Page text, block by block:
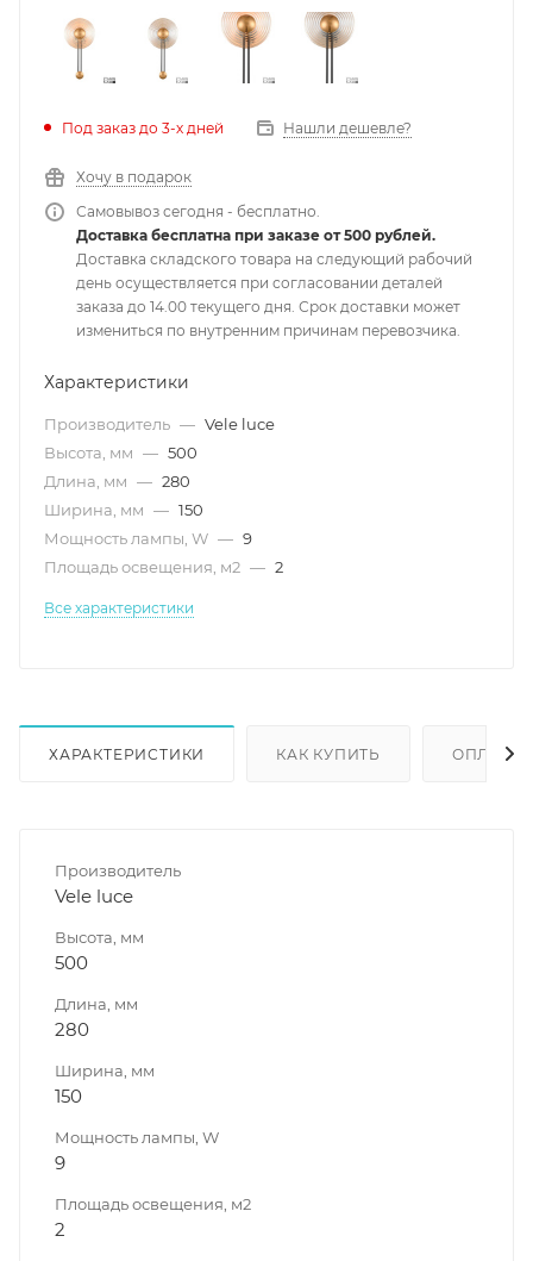
Под заказ до 3-х дней Нашли дешевле?
Хочу в подарок
Самовывоз сегодня - бесплатно.
Доставка бесплатна при заказе от 500 рублей.
Доставка складского товара на следующий рабочий
день осуществляется при согласовании деталей
заказа до 14.00 текущего дня. Срок доставки может
измениться по внутренним причинам перевозчика.
Характеристики
Производитель — Vele luce
Высота, мм — 500
Длина, мм — 280
Ширина, мм — 150
Мощность лампы, W — 9
Площадь освещения, м2 — 2
Все характеристики
ХАРАКТЕРИСТИКИ КАК КУПИТЬ ОПЛАТА
Производитель
Vele luce
Высота, мм
500
Длина, мм
280
Ширина, мм
150
Мощность лампы, W
9
Площадь освещения, м2
2